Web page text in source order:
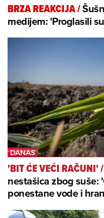
BRZA REAKCIJA/
medijem: 'Proglasili
'BIT ĆE VEĆI RAČUNI'/
nestašica zbog suše:
ponestane vode i